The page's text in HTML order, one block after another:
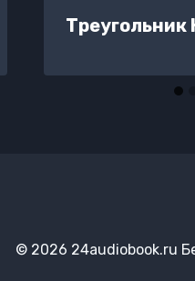
Треугольник
© 2026 24audiobook.ru